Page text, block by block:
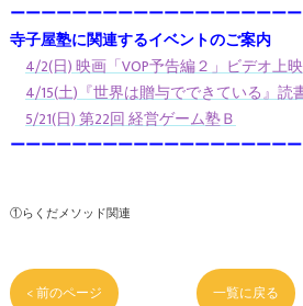
ーーーーーーーーーーーーーーーーーー
寺子屋塾に関連するイベントのご案内
4/2(日) 映画「VOP予告編２」ビデオ上
4/15(土)『世界は贈与でできている』読
5/21(日) 第22回 経営ゲーム塾Ｂ
ーーーーーーーーーーーーーーーーーー
①らくだメソッド関連
< 前のページ 一覧に戻る